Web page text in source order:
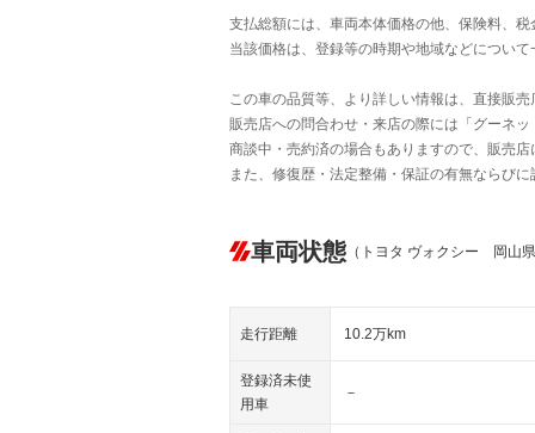
支払総額には、車両本体価格の他、保険料、
当該価格は、登録等の時期や地域などについ
この車の品質等、より詳しい情報は、直接販
販売店への問合わせ・来店の際には「グーネ
商談中・売約済の場合もありますので、販売
また、修復歴・法定整備・保証の有無ならび
車両状態 （トヨタ ヴォクシー 岡山
走行距離 10.2万km
登録済未使
用車
－